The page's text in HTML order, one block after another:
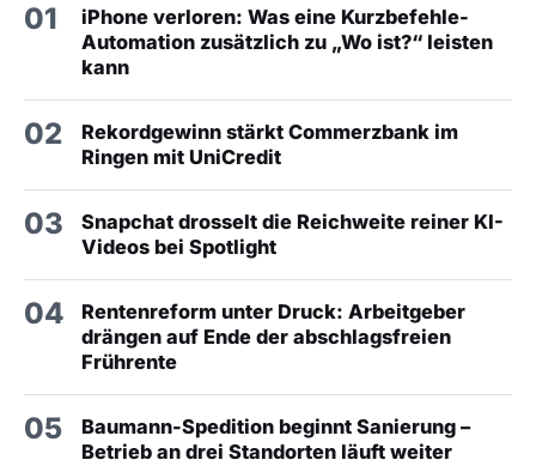
01
iPhone verloren: Was eine Kurzbefehle-
Automation zusätzlich zu „Wo ist?“ leisten
kann
02
Rekordgewinn stärkt Commerzbank im
Ringen mit UniCredit
03
Snapchat drosselt die Reichweite reiner KI-
Videos bei Spotlight
04
Rentenreform unter Druck: Arbeitgeber
drängen auf Ende der abschlagsfreien
Frührente
05
Baumann-Spedition beginnt Sanierung –
Betrieb an drei Standorten läuft weiter